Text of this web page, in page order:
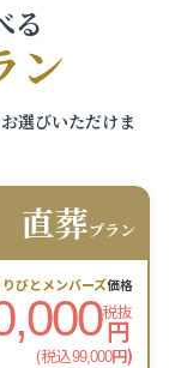
る
ン
選びいただけま
直葬プラン
びとメンバーズ価格
税抜
円
(税込99,000円)